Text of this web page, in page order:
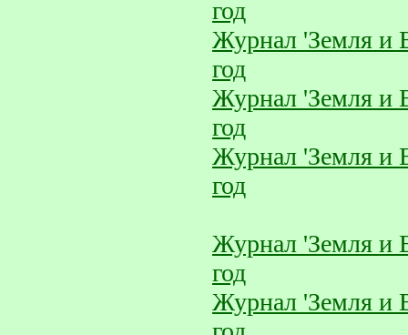
год
Журнал 'Земля и
год
Журнал 'Земля и
год
Журнал 'Земля и
год
Журнал 'Земля и
год
Журнал 'Земля и